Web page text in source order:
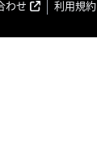
わせ 利用規約